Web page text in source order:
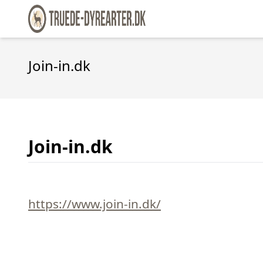
Join-in.dk
Join-in.dk
https://www.join-in.dk/